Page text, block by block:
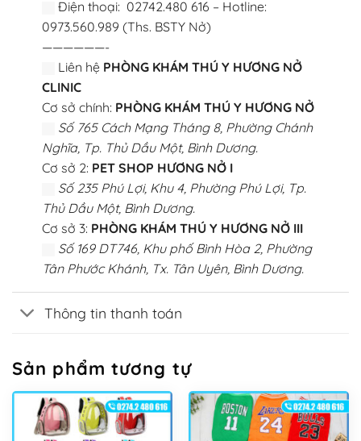
Điện thoại: 02742.480 616 – Hotline:
0973.560.989 (Ths. BSTY Nở)
——————-
Liên hệ PHÒNG KHÁM THÚ Y HƯƠNG NỞ
CLINIC
Cơ sở chính: PHÒNG KHÁM THÚ Y HƯƠNG NỞ
Số 765 Cách Mạng Tháng 8, Phường Chánh
Nghĩa, Tp. Thủ Dầu Một, Bình Dương.
Cơ sở 2: PET SHOP HƯƠNG NỞ I
Số 235 Phú Lợi, Khu 4, Phường Phú Lợi, Tp.
Thủ Dầu Một, Bình Dương.
Cơ sở 3: PHÒNG KHÁM THÚ Y HƯƠNG NỞ III
Số 169 DT746, Khu phố Bình Hòa 2, Phường
Tân Phước Khánh, Tx. Tân Uyên, Bình Dương.
Thông tin thanh toán
Sản phẩm tương tự